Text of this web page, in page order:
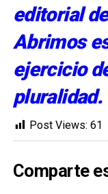
editorial
Abrimos
ejercicio
pluralidad.
Post Views: 61
Comparte